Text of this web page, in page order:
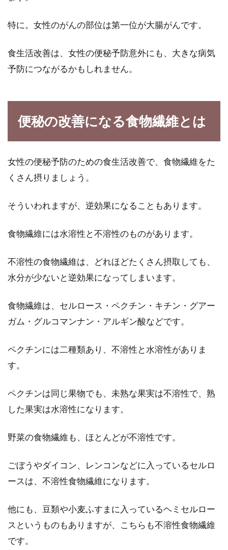
特に。女性のがんの部位は第一位が大腸がんです。
食生活改善は、女性の便秘予防意外にも、大きな病気
予防につながるかもしれません。
便秘の改善になる食物繊維とは
女性の便秘予防のための食生活改善で、食物繊維をた
くさん摂りましょう。
そういわれますが、逆効果になることもあります。
食物繊維には水溶性と不溶性のものがあります。
不溶性の食物繊維は、どれほどたくさん摂取しても、
水分が少ないと逆効果になってしまいます。
食物繊維は、セルロース・ペクチン・キチン・グアー
ガム・グルコマンナン・アルギン酸などです。
ペクチンには二種類あり、不溶性と水溶性がありま
す。
ペクチンは同じ果物でも、未熟な果実は不溶性で、熟
した果実は水溶性になります。
野菜の食物繊維も、ほとんどが不溶性です。
ごぼうやダイコン、レンコンなどに入っているセルロ
ースは、不溶性食物繊維になります。
他にも、豆類や小麦ふすまに入っているヘミセルロー
スというものもありますが、こちらも不溶性食物繊維
です。